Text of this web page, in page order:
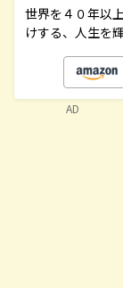
世界を４０年以
けする、人生を
AD